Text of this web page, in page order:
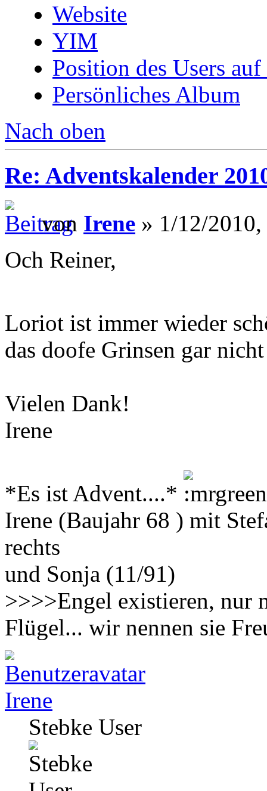
Website
YIM
Position des Users
Persönliches Album
Nach oben
Re: Adventskalender
von Irene » 1/12/
Och Reiner,
Loriot ist immer wieder
das doofe Grinsen gar
Vielen Dank!
Irene
*Es ist Advent....*
Irene (Baujahr 68 ) mit
rechts
und Sonja (11/91)
>>>>Engel existieren, nur
Flügel... wir nennen sie
Irene
Stebke User